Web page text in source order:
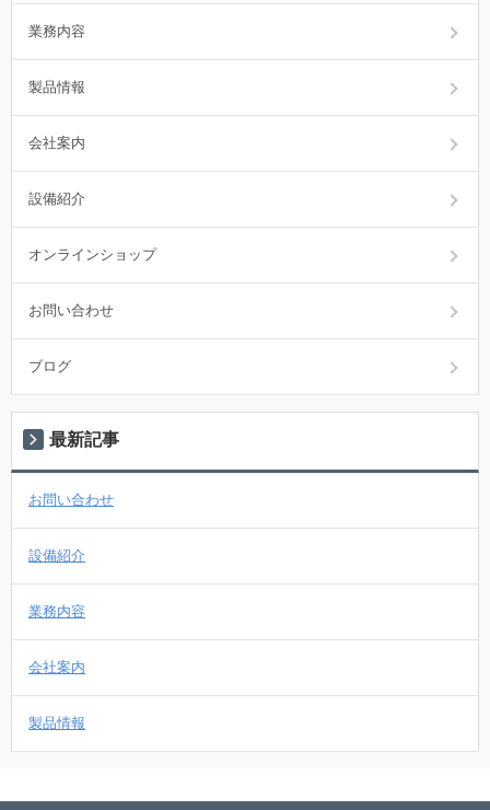
業務内容
製品情報
会社案内
設備紹介
オンラインショップ
お問い合わせ
ブログ
最新記事
お問い合わせ
設備紹介
業務内容
会社案内
製品情報